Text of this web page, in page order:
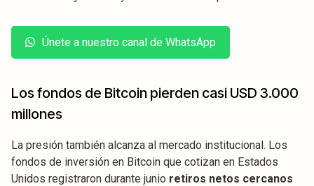
Únete a nuestro canal de WhatsApp
Los fondos de Bitcoin pierden casi USD 3.000
millones
La presión también alcanza al mercado institucional. Los
fondos de inversión en Bitcoin que cotizan en Estados
Unidos registraron durante junio retiros netos cercanos